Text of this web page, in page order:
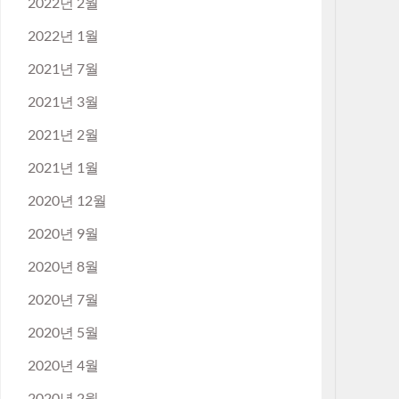
2022년 1월
2021년 7월
2021년 3월
2021년 2월
2021년 1월
2020년 12월
2020년 9월
2020년 8월
2020년 7월
2020년 5월
2020년 4월